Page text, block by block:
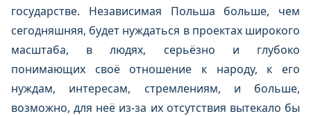
государстве. Независимая Польша больше, чем
сегодняшняя, будет нуждаться в проектах широкого
масштаба, в людях, серьёзно и глубоко
понимающих своё отношение к народу, к его
нуждам, интересам, стремлениям, и больше,
возможно, для неё из-за их отсутствия вытекало бы